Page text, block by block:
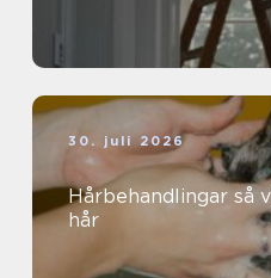
30. juli 2026
Hårbehandlingar så väljer du rätt för ditt
hår